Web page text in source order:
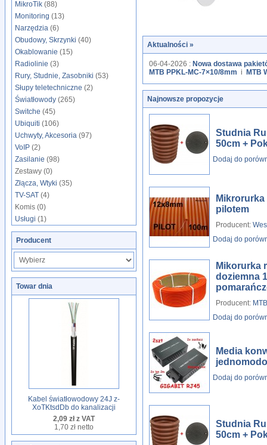
MikroTik (88)
Monitoring (13)
Narzędzia (6)
Obudowy, Skrzynki (40)
Okablowanie (15)
Radiolinie (3)
Rury, Studnie, Zasobniki (53)
Słupy teletechniczne (2)
Światłowody (265)
Switche (45)
Ubiquiti (106)
Uchwyty, Akcesoria (97)
VoIP (2)
Zasilanie (98)
Zestawy (0)
Złącza, Wtyki (35)
TV-SAT (4)
Komis (0)
Usługi (1)
Producent
Towar dnia
Kabel światłowodowy 24J z-
XoTKtsdDb do kanalizacji
2,09 zł z VAT
1,70 zł netto
Aktualności »
06-04-2026 : Nowa dostawa
MTB PPKL-MC-7×10/8mm i MTB
Najnowsze propozycje
Studnia
50cm +
Dodaj do
Mikrorurka
pilotem
Producent:
Dodaj do
Mikorurka
doziemna
Producent:
Dodaj do
Media
Dodaj do
Studnia
50cm +